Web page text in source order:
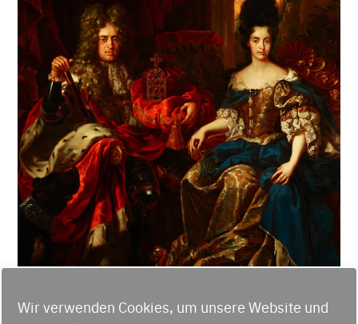
Wir verwenden Cookies, um unsere Website und